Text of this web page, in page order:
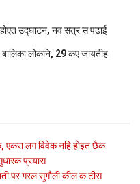
होएत उद्घाटन, नव सत्र स पढाई
लोकनि, 29 कए जायतीह
एकरा लग विवेक नहि होइत छैक
प्रयास
पर गरल सुगौली कील क टीस